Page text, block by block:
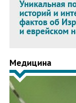
Медицина